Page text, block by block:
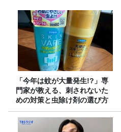
「今年は蚊が大量発生!?」専
門家が教える、刺されないた
めの対策と虫除け剤の選び方